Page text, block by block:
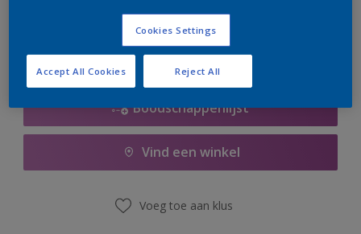
Boodschappenlijst
Vind een winkel
Voeg toe aan klus
Cookies Settings
Reject All
Accept All Cookies